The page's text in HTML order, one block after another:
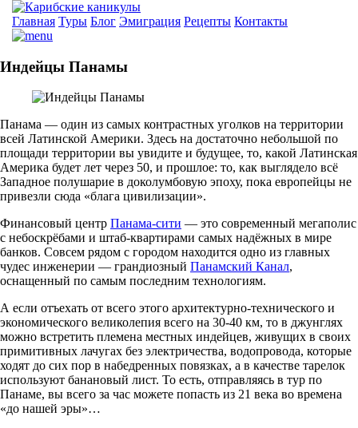
Главная Туры Блог Эмиграция Рецепты Контакты
Индейцы Панамы
Панама — один из самых контрастных уголков на территории
всей Латинской Америки. Здесь на достаточно небольшой по
площади территории вы увидите и будущее, то, какой Латинская
Америка будет лет через 50, и прошлое: то, как выглядело всё
Западное полушарие в доколумбовую эпоху, пока европейцы не
привезли сюда «блага цивилизации».
Финансовый центр Панама-сити — это современный мегаполис
с небоскрёбами и штаб-квартирами самых надёжных в мире
банков. Совсем рядом с городом находится одно из главных
чудес инженерии — грандиозный Панамский Канал,
оснащенный по самым последним технологиям.
А если отъехать от всего этого архитектурно-технического и
экономического великолепия всего на 30-40 км, то в джунглях
можно встретить племена местных индейцев, живущих в своих
примитивных лачугах без электричества, водопровода, которые
ходят до сих пор в набедренных повязках, а в качестве тарелок
используют банановый лист. То есть, отправляясь в тур по
Панаме, вы всего за час можете попасть из 21 века во времена
«до нашей эры»…